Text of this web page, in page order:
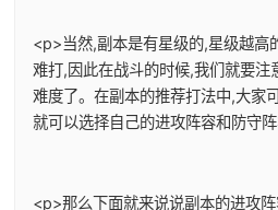
<p>当然,副本是有星级的,星级越高
难打,因此在战斗的时候,我们就要注
难度了。在副本的推荐打法中,大家
就可以选择自己的进攻阵容和防守
<p>那么下面就来说说副本的进攻